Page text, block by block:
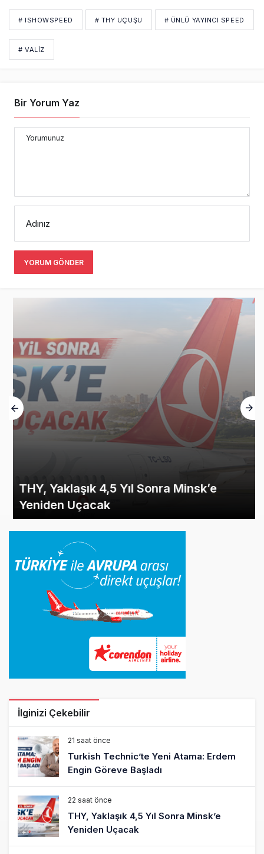
# ISHOWSPEED # THY UÇUŞU # ÜNLÜ YAYINCI SPEED
# VALIZ
Bir Yorum Yaz
Yorumunuz
Adınız
YORUM GÖNDER
THY, Yaklaşık 4,5 Yıl Sonra Minsk’e
Yeniden Uçacak
İlginizi Çekebilir
21 saat önce
Turkish Technic’te Yeni Atama: Erdem
Engin Göreve Başladı
22 saat önce
THY, Yaklaşık 4,5 Yıl Sonra Minsk’e
Yeniden Uçacak